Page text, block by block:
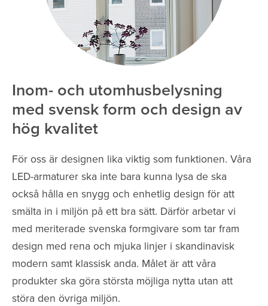
Inom- och utomhusbelysning
med svensk form och design av
hög kvalitet
För oss är designen lika viktig som funktionen. Våra
LED-armaturer ska inte bara kunna lysa de ska
också hålla en snygg och enhetlig design för att
smälta in i miljön på ett bra sätt. Därför arbetar vi
med meriterade svenska formgivare som tar fram
design med rena och mjuka linjer i skandinavisk
modern samt klassisk anda. Målet är att våra
produkter ska göra största möjliga nytta utan att
störa den övriga miljön.